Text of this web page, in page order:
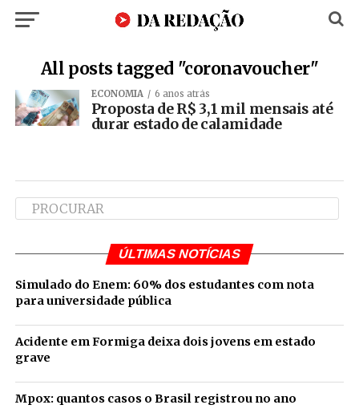
All posts tagged "coronavoucher"
ECONOMIA 6 anos atrás
Proposta de R$ 3,1 mil mensais até
durar estado de calamidade
ÚLTIMAS NOTÍCIAS
Simulado do Enem: 60% dos estudantes com nota
para universidade pública
Acidente em Formiga deixa dois jovens em estado
grave
Mpox: quantos casos o Brasil registrou no ano